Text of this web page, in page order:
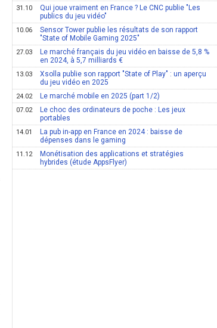
31.10
Qui joue vraiment en France ? Le CNC publie "Les
publics du jeu vidéo"
10.06
Sensor Tower publie les résultats de son rapport
"State of Mobile Gaming 2025"
27.03
Le marché français du jeu vidéo en baisse de 5,8 %
en 2024, à 5,7 milliards €
13.03
Xsolla publie son rapport "State of Play" : un aperçu
du jeu vidéo en 2025
24.02 Le marché mobile en 2025 (part 1/2)
07.02
Le choc des ordinateurs de poche : Les jeux
portables
14.01
La pub in-app en France en 2024 : baisse de
dépenses dans le gaming
11.12
Monétisation des applications et stratégies
hybrides (étude AppsFlyer)